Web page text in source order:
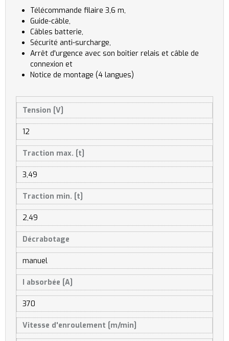
Télécommande filaire 3,6 m,
Guide-câble,
Câbles batterie,
Sécurité anti-surcharge,
Arrêt d'urgence avec son boîtier relais et câble de
connexion et
Notice de montage (4 langues)
Tension [V]
12
Traction max. [t]
3,49
Traction min. [t]
2,49
Décrabotage
manuel
I absorbée [A]
370
Vitesse d'enroulement [m/min]